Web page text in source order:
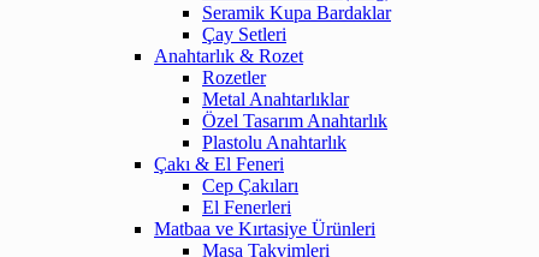
Seramik Kupa Bardaklar
Çay Setleri
Anahtarlık & Rozet
Rozetler
Metal Anahtarlıklar
Özel Tasarım Anahtarlık
Plastolu Anahtarlık
Çakı & El Feneri
Cep Çakıları
El Fenerleri
Matbaa ve Kırtasiye Ürünleri
Masa Takvimleri